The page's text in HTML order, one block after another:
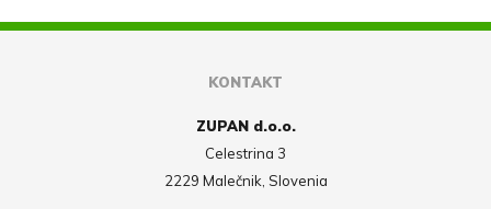
KONTAKT
ZUPAN d.o.o.
Celestrina 3
2229 Malečnik, Slovenia